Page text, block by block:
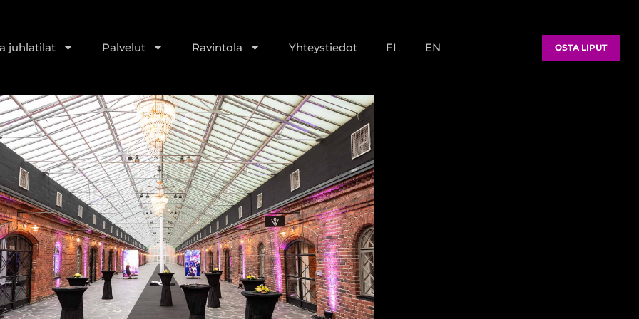
juhlatilat Palvelut Ravintola Yhteystiedot FI EN OSTA LIPUT